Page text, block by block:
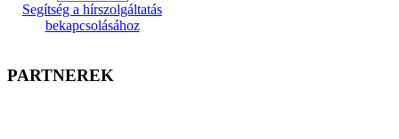
Segítség a hírszolgáltatás
bekapcsolásához
PARTNEREK